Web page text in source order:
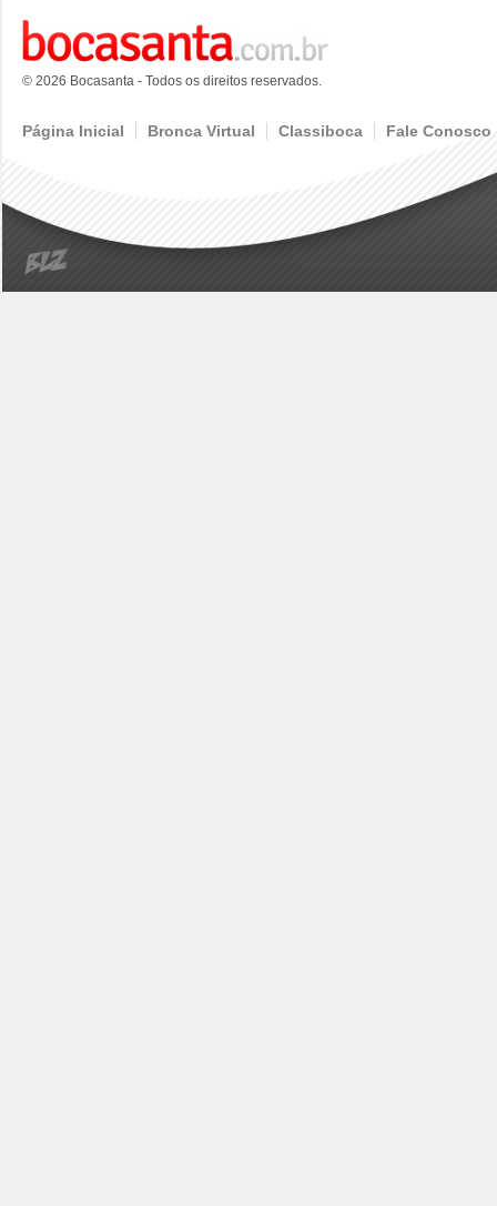
© 2026 Bocasanta - Todos os direitos reservados.
Página Inicial Bronca Virtual Classiboca Fale Conosco